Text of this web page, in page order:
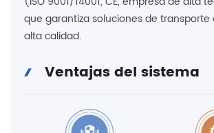
que garantiza soluciones de transporte
alta calidad.
Ventajas del sistema